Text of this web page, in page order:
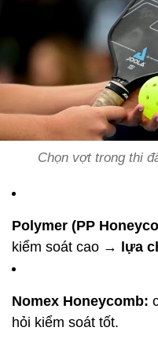
Chọn vợt trong thi
Polymer (PP
kiểm soát cao →
lựa
Nomex Honeycomb:
hỏi kiểm soát tốt.